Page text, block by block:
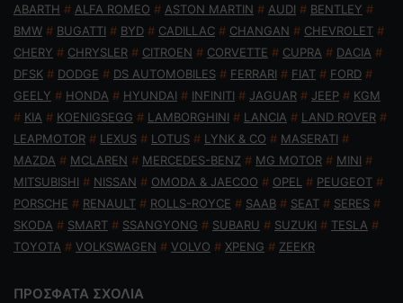
ABARTH # ALFA ROMEO # ASTON MARTIN # AUDI # BENTLEY #
BMW # BUGATTI # BYD # CADILLAC # CHANGAN # CHEVROLET #
CHERY # CHRYSLER # CITROEN # CORVETTE # CUPRA # DACIA #
DFSK # DODGE # DS AUTOMOBILES # FERRARI # FIAT # FORD #
GEELY # HONDA # HYUNDAI # INFINITI # JAGUAR # JEEP # KGM
# KIA # KOENIGSEGG # LAMBORGHINI # LANCIA # LAND ROVER #
LEAPMOTOR # LEXUS # LOTUS # LYNK & CO # MASERATI #
MAZDA # MCLAREN # MERCEDES-BENZ # MG MOTOR # MINI #
MITSUBISHI # NISSAN # OMODA & JAECOO # OPEL # PEUGEOT #
PORSCHE # RENAULT # ROLLS-ROYCE # SAAB # SEAT # SERES #
SKODA # SMART # SSANGYONG # SUBARU # SUZUKI # TESLA #
TOYOTA # VOLKSWAGEN # VOLVO # XPENG # ZEEKR
ΠΡΟΣΦΑΤΑ ΣΧΟΛΙΑ